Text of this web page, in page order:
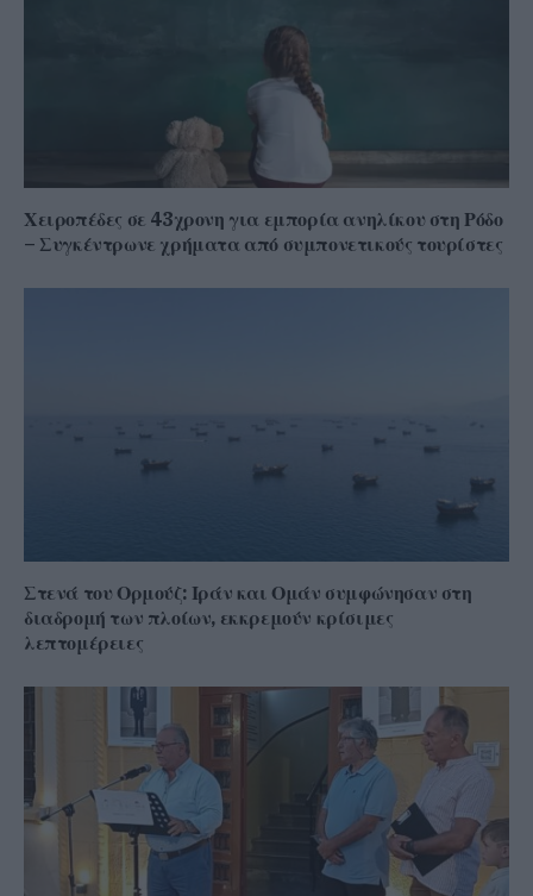
Χειροπέδες σε 43χρονη για εμπορία ανηλίκου στη Ρόδο
– Συγκέντρωνε χρήματα από συμπονετικούς τουρίστες
Στενά του Ορμούζ: Ιράν και Ομάν συμφώνησαν στη
διαδρομή των πλοίων, εκκρεμούν κρίσιμες
λεπτομέρειες